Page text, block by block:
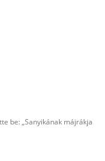
be: „Sanyikának májrákja